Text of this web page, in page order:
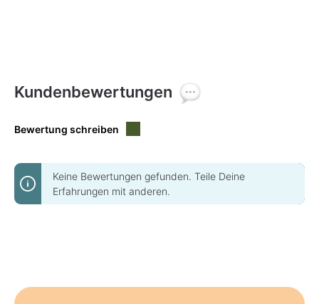
Kundenbewertungen
Bewertung schreiben
Keine Bewertungen gefunden. Teile Deine
Erfahrungen mit anderen.